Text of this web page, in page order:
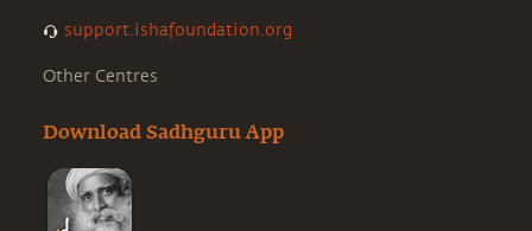
support.ishafoundation.org
Other Centres
Download Sadhguru App